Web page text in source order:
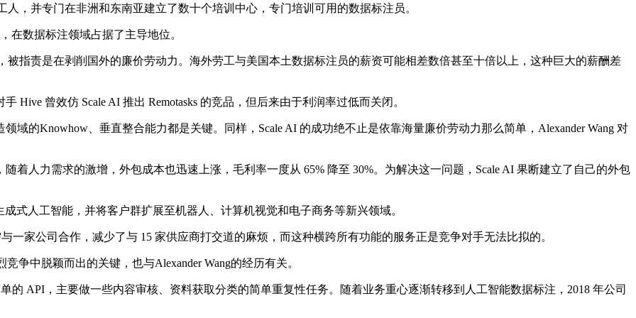
，并专门在非洲和东南亚建立了数十个培训中心，专门培训可用的数据标注员。
数据标注领域占据了主导地位。
指责是在剥削国外的廉价劳动力。海外劳工与美国本土数据标注员的薪资可能相差数倍甚至十倍以上，这种巨大的薪酬差
曾效仿 Scale AI 推出 Remotasks 的竞品，但后来由于利润率过低而关闭。
Knowhow、垂直整合能力都是关键。同样，Scale AI 的成功绝不止是依靠海量廉价劳动力那么简单，Alexander Wang 对
人力需求的激增，外包成本也迅速上涨，毛利率一度从 65% 降至 30%。为解决这一问题，Scale AI 果断建立了自己的外包
人工智能，并将客户群扩展至机器人、计算机视觉和电子商务等新兴领域。
公司合作，减少了与 15 家供应商打交道的麻烦，而这种横跨所有功能的服务正是竞争对手无法比拟的。
中脱颖而出的关键，也与Alexander Wang的经历有关。
API，主要做一些内容审核、资料获取分类的简单重复性任务。随着业务重心逐渐转移到人工智能数据标注，2018 年公司